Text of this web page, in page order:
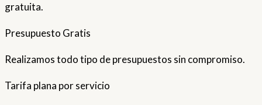
gratuita.
Presupuesto Gratis
Realizamos todo tipo de presupuestos sin compromiso.
Tarifa plana por servicio